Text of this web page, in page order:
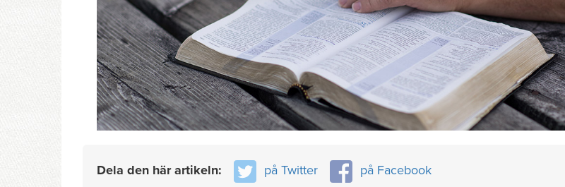
Dela den här artikeln: på Twitter på Facebook